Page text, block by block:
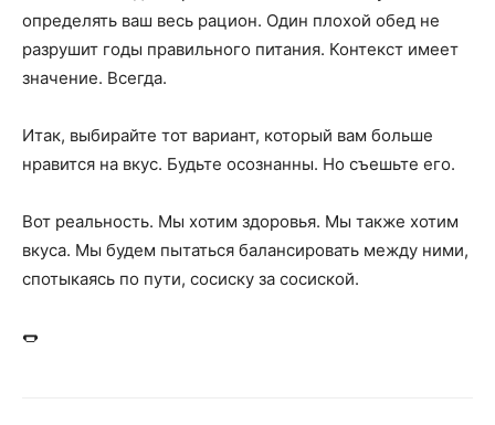
определять ваш весь рацион. Один плохой обед не
разрушит годы правильного питания. Контекст имеет
значение. Всегда.
Итак, выбирайте тот вариант, который вам больше
нравится на вкус. Будьте осознанны. Но съешьте его.
Вот реальность. Мы хотим здоровья. Мы также хотим
вкуса. Мы будем пытаться балансировать между ними,
спотыкаясь по пути, сосиску за сосиской.
🌭